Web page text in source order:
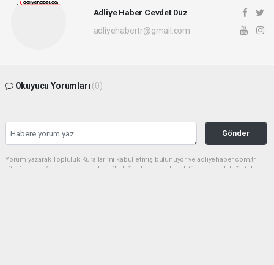
Adliye Haber Cevdet Düz
adliyehabertr@gmail.com
Okuyucu Yorumları (0)
Gönder
Yorum yazarak Topluluk Kuralları’nı kabul etmiş bulunuyor ve adliyehaber.com.tr
sitesine yaptığınız yorumunuzla ilgili doğrudan veya dolaylı tüm sorumluluğu tek